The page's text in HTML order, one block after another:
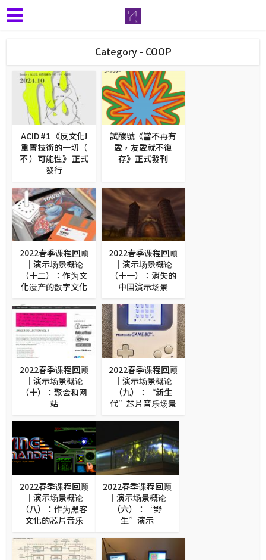
Category - COOP
ACID #1 《反⽂化!
重置技術的一切（
不 ）可能性》 正式
發行
試酸號《當不再有
愛，友愛就不復
存》正式發刊
2022春季课程回顾
｜演示场景概论
（十二）：作为文
化遗产的数字文化
2022春季课程回顾
｜演示场景概论
（十一）：消失的
中国演示场景
2022春季课程回顾
｜演示场景概论
（十）：聚会和网
站
2022春季课程回顾
｜演示场景概论
（九）：“新生
代”芯片音乐场景
2022春季课程回顾
｜演示场景概论
（八）：作为黑客
文化的芯片音乐
2022春季课程回顾
｜演示场景概论
（六）：“野
生”演示